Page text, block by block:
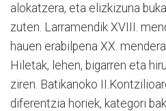
alokatzera, eta elizkizuna
zuten. Larramendik XVIII.
hauen erabilpena XX.
Hiletak, lehen, bigarren eta
ziren. Batikanoko
diferentzia horiek, kategori